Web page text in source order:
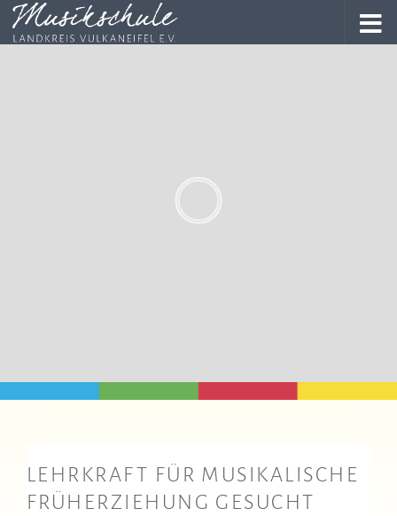
LEHRKRAFT FÜR MUSIKALISCHE
FRÜHERZIEHUNG GESUCHT